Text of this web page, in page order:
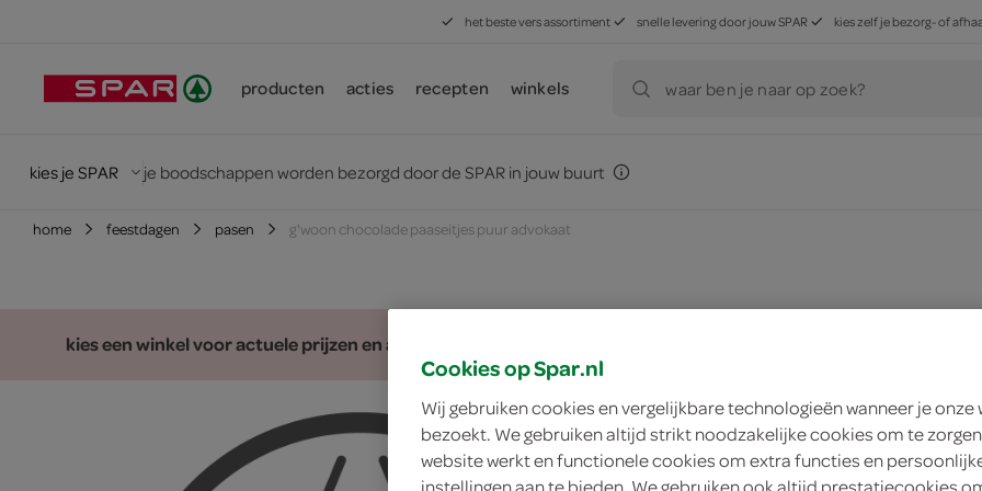
het beste vers assortiment snelle levering door jouw SPAR kies zelf je bezorg- of
producten acties recepten winkels waar ben je naar op zoek?
kies je SPAR je boodschappen worden bezorgd door de SPAR in jouw buurt
home feestdagen pasen g'woon chocolade paaseitjes puur advokaat
kies een winkel voor actuele prijzen en assortiment
g'woon chocolade
Cookies op Spar.nl
Wij gebruiken cookies en vergelijkbare technologieën wanneer je onze
bezoekt. We gebruiken altijd strikt noodzakelijke cookies om te
website werkt en functionele cookies om extra functies en